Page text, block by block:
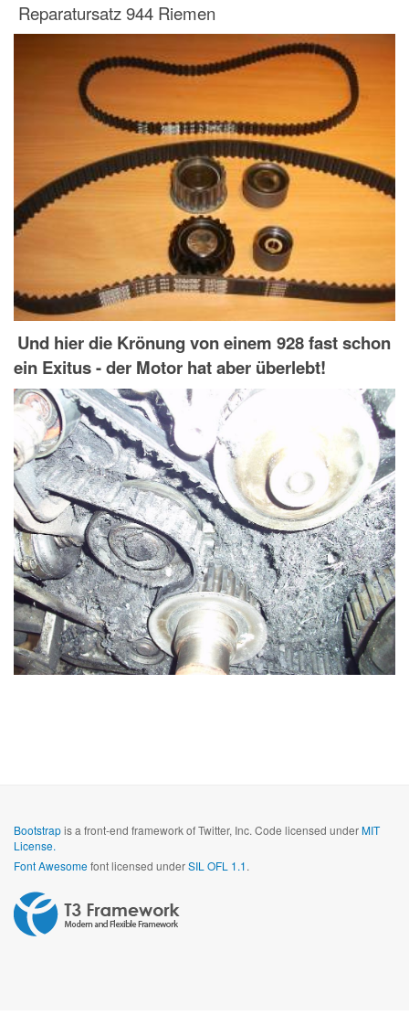
Reparatursatz 944 Riemen
Und hier die Krönung von einem 928 fast schon
ein Exitus - der Motor hat aber überlebt!
Bootstrapis a front-end framework of Twitter, Inc. Code licensed underMIT
License.
Font Awesomefont licensed underSIL OFL 1.1.